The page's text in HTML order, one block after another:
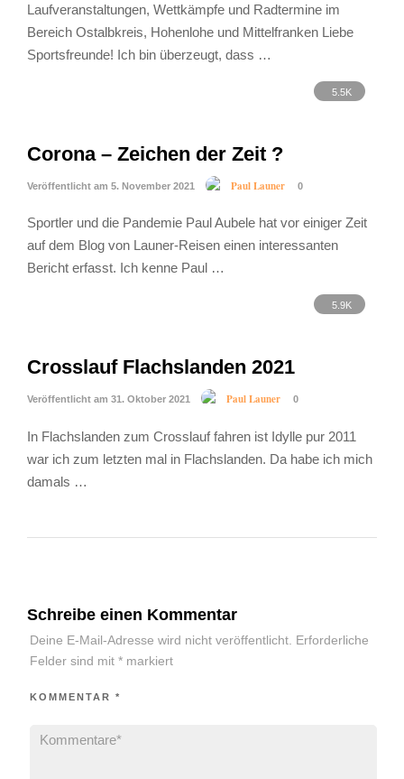
Laufveranstaltungen, Wettkämpfe und Radtermine im
Bereich Ostalbkreis, Hohenlohe und Mittelfranken Liebe
Sportsfreunde! Ich bin überzeugt, dass …
5.5K
Corona – Zeichen der Zeit ?
Veröffentlicht am 5. November 2021 Paul Launer 0
Sportler und die Pandemie Paul Aubele hat vor einiger Zeit
auf dem Blog von Launer-Reisen einen interessanten
Bericht erfasst. Ich kenne Paul …
5.9K
Crosslauf Flachslanden 2021
Veröffentlicht am 31. Oktober 2021 Paul Launer 0
In Flachslanden zum Crosslauf fahren ist Idylle pur 2011
war ich zum letzten mal in Flachslanden. Da habe ich mich
damals …
Schreibe einen Kommentar
Deine E-Mail-Adresse wird nicht veröffentlicht. Erforderliche
Felder sind mit *markiert
KOMMENTAR *